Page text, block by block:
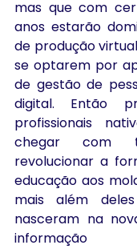
mas que com
anos estarão
de produção
se optarem por
de gestão de
digital. Então
profissionais
chegar com
revolucionar a
educação aos
mais além
nasceram na
informação